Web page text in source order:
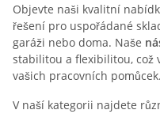
Objevte naši kvalitní
řešení pro uspořádané
garáži nebo doma. Naše
stabilitou a flexibilitou, což
vašich pracovních pomůcek.
V naší kategorii najdete